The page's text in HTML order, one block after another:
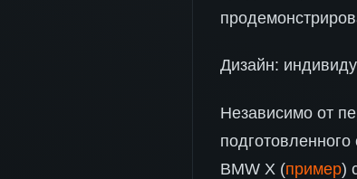
Дизайн:
Независимо от
BMW X (пример)